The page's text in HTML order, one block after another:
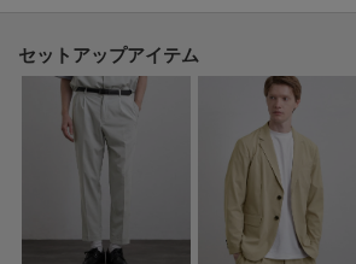
同素材のパンツと合わせた、カジュアルなセットア
です。
【推奨サイズ】
01サイズ（S）：160～170cm
02サイズ（M）：165～175cm
04サイズ（XL）：175～185cm
セットアップアイテム